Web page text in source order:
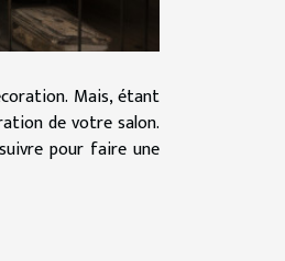
Mais, étant
de votre salon.
pour faire une